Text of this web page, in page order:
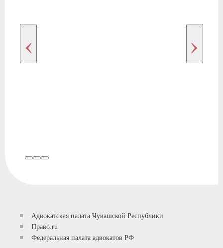
‹ ›
Партнеры
Адвокатская палата Чувашской Республики
Право.ru
Федеральная палата адвокатов РФ